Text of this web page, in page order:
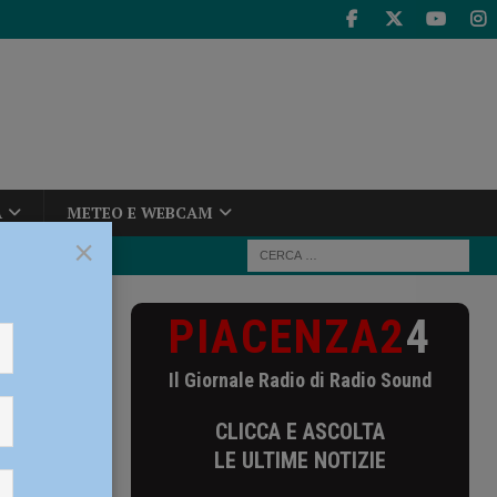
METEO E WEBCAM
PIACENZA24
Il Giornale Radio di Radio Sound
CLICCA E ASCOLTA
LE ULTIME NOTIZIE
×